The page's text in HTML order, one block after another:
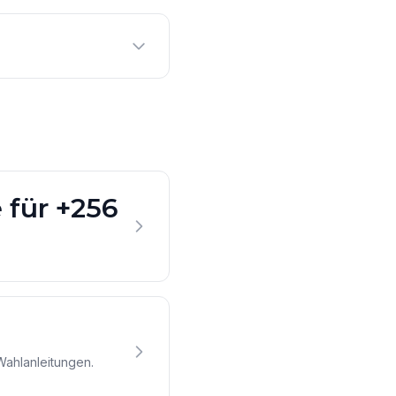
+256